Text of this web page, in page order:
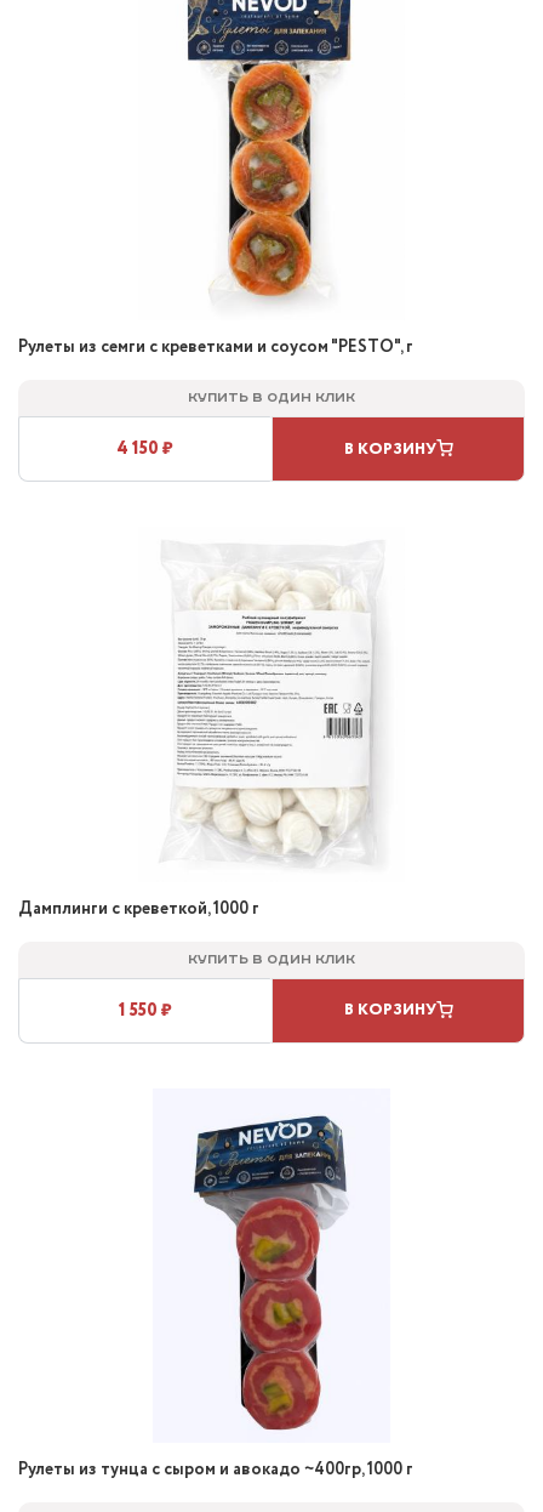
Рулеты из семги с креветками и соусом "PESTO", г
Купить в один клик
4 150 ₽ В КОРЗИНУ
Дамплинги с креветкой, 1000 г
Купить в один клик
1 550 ₽ В КОРЗИНУ
Рулеты из тунца с сыром и авокадо ~400гр, 1000 г